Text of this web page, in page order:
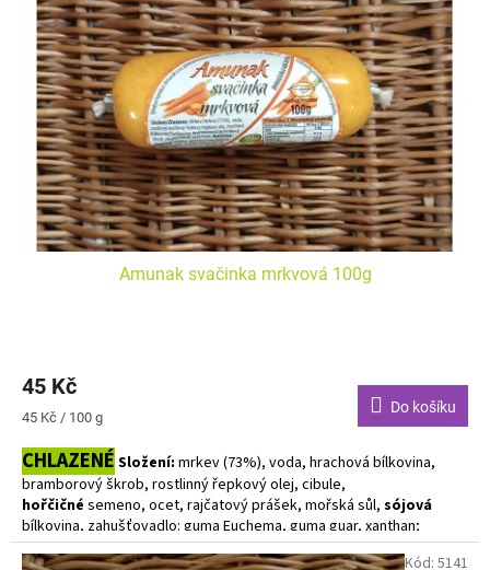
Amunak svačinka mrkvová 100g
45 Kč
Měrná
45 Kč / 100 g
Do košíku
CHLAZENÉ Složení: mrkev (73%), voda, hrachová bílkovina,
bramborový škrob, rostlinný řepkový olej, cibule,
hořčičné semeno, ocet, rajčatový prášek, mořská sůl, sójová
bílkovina, zahušťovadlo: guma Euchema, guma guar, xanthan;
koření, cukr, barvivo: betakaroten
Kód: 5141